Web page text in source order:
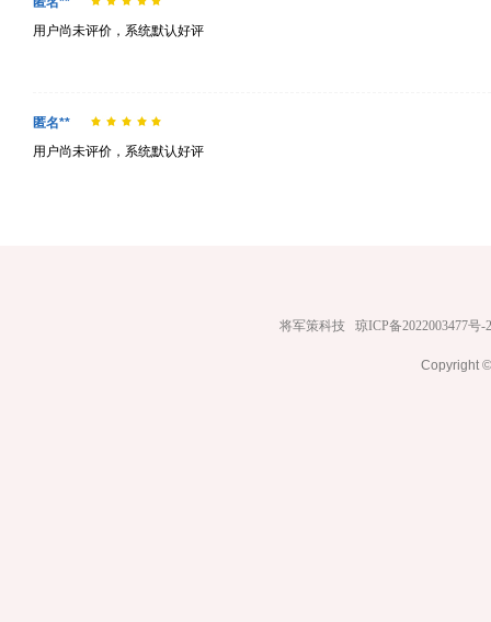
用户尚未评价，系统默认好评
匿名**
用户尚未评价，系统默认好评
将军策科技 琼ICP备2022003477号-2
Copyright